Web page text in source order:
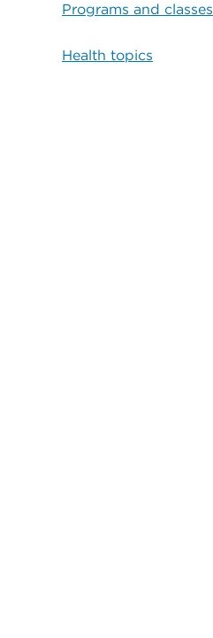
Programs and classes
Health topics